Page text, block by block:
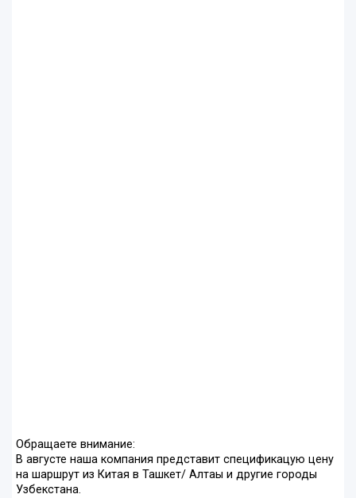
Обращаете внимание:
В августе наша компания представит спецификацую цену
на шаршрут из Китая в Ташкет/ Алтаы и другие городы
Узбекстана.